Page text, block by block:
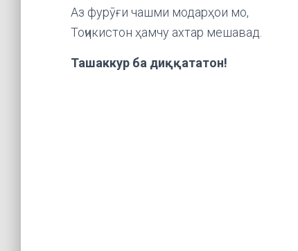
Аз фурӯғи чашми модарҳои мо,
Тоҷикистон ҳамчу ахтар мешавад.
Ташаккур ба диққататон!